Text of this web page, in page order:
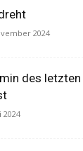
2024
des letzten
2024